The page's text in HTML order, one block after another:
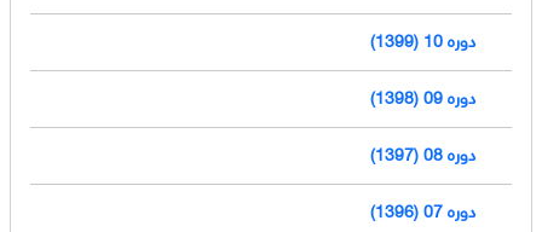
دوره 10 (1399)
دوره 09 (1398)
دوره 08 (1397)
دوره 07 (1396)